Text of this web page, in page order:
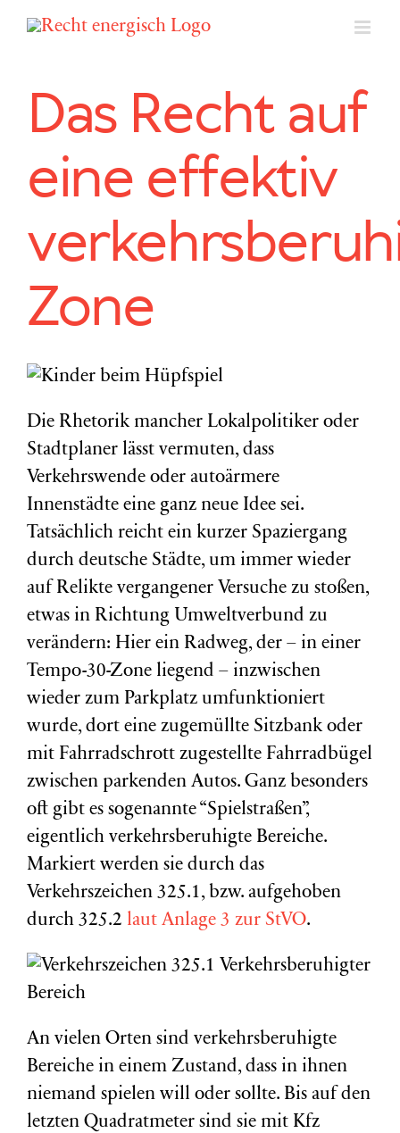
Das Recht auf
eine effektiv
Zone
Die Rhetorik mancher Lokalpolitiker oder
Stadtplaner lässt vermuten, dass
Verkehrswende oder autoärmere
Innenstädte eine ganz neue Idee sei.
Tatsächlich reicht ein kurzer Spaziergang
durch deutsche Städte, um immer wieder
auf Relikte vergangener Versuche zu stoßen,
etwas in Richtung Umweltverbund zu
verändern: Hier ein Radweg, der – in einer
Tempo-30-Zone liegend – inzwischen
wieder zum Parkplatz umfunktioniert
wurde, dort eine zugemüllte Sitzbank oder
mit Fahrradschrott zugestellte Fahrradbügel
zwischen parkenden Autos. Ganz besonders
oft gibt es sogenannte “Spielstraßen”,
eigentlich verkehrsberuhigte Bereiche.
Markiert werden sie durch das
Verkehrszeichen 325.1, bzw. aufgehoben
durch 325.2 laut Anlage 3 zur StVO.
An vielen Orten sind verkehrsberuhigte
Bereiche in einem Zustand, dass in ihnen
niemand spielen will oder sollte. Bis auf den
letzten Quadratmeter sind sie mit Kfz